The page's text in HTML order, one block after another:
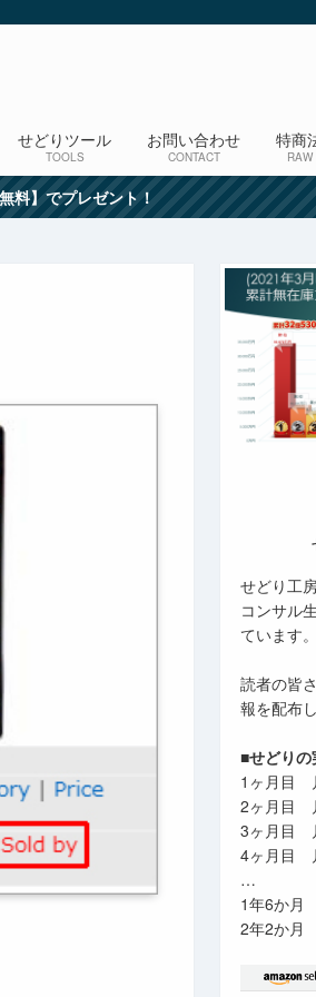
せどりツール
TOOLS
お問い合わせ
CONTACT
特商
RAW
料】でプレゼント！
せどり工
コンサル
ています。
読者の皆
報を配布
■せどりの
1ヶ月目
2ヶ月目
3ヶ月目
4ヶ月目
…
1年6か月
2年2か月